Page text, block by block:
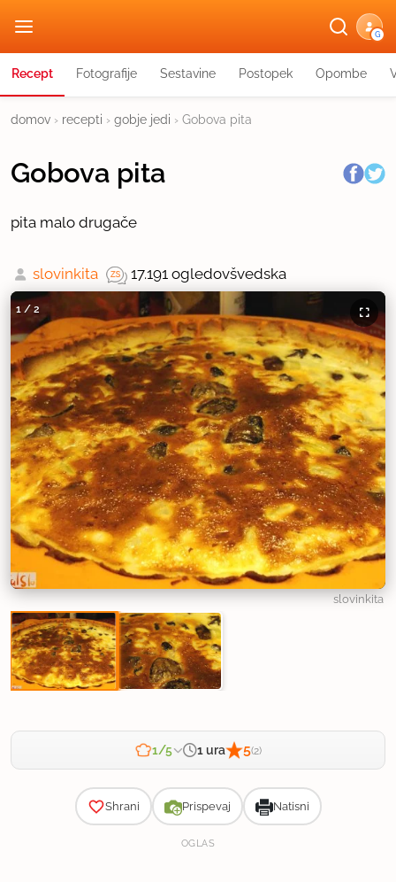
G
Recept Fotografije Sestavine Postopek Opombe
domov › recepti › gobje jedi › Gobova pita
Gobova pita
pita malo drugače
slovinkita 17.191 ogledovšvedska
1 / 2
slovinkita
1/5 1 ura 5(2)
Shrani Prispevaj Natisni
OGLAS